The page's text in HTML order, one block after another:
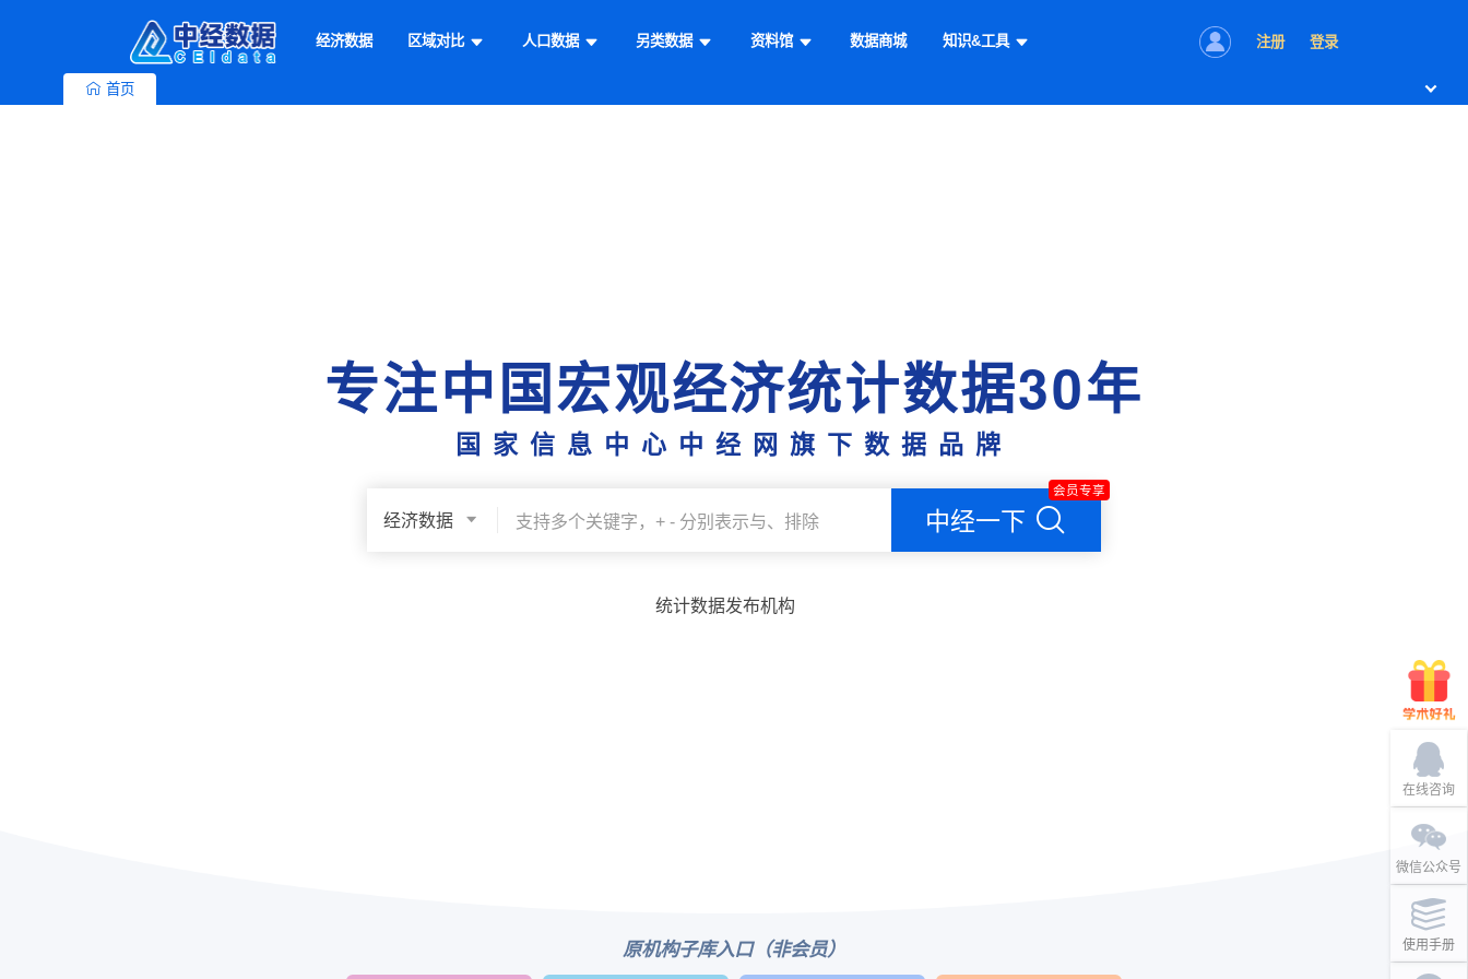
经济数据 区域对比 人口数据 另类数据 资料馆 数据商城 知识&工具 注册 登录
首页